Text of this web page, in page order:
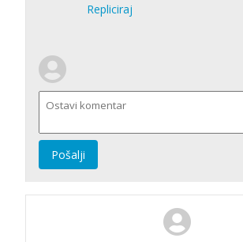
Repliciraj
Pošalji